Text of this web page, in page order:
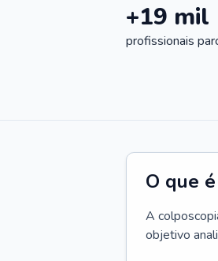
+19 mil
profissionais
O que
A
objetivo